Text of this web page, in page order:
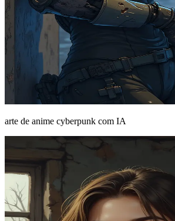
arte de anime cyberpunk com IA